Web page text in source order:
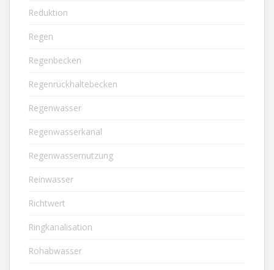
Reduktion
Regen
Regenbecken
Regenrückhaltebecken
Regenwasser
Regenwasserkanal
Regenwassernutzung
Reinwasser
Richtwert
Ringkanalisation
Rohabwasser